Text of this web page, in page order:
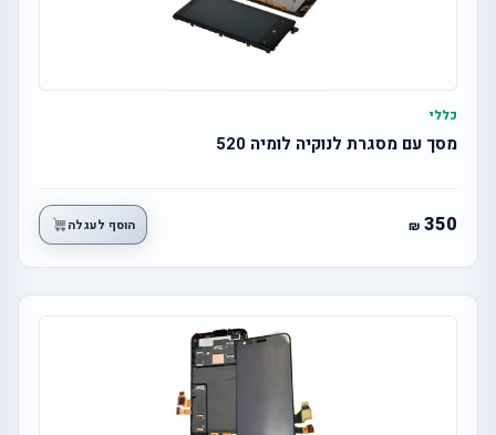
כללי
מסך עם מסגרת לנוקיה לומיה 520
350 הוסף לעגלה